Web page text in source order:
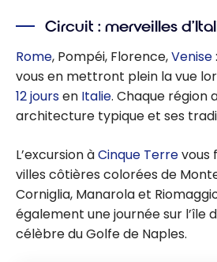
Circuit : merveilles
Rome, Pompéi, Florence,Venise
vous en mettront plein la vue
12 joursen Italie. Chaque région
architecture typique et ses
L’excursion àCinque Terrevous
villes côtières colorées de
Corniglia, Manarola et
également une journée sur l’île
célèbre du Golfe de Naples.